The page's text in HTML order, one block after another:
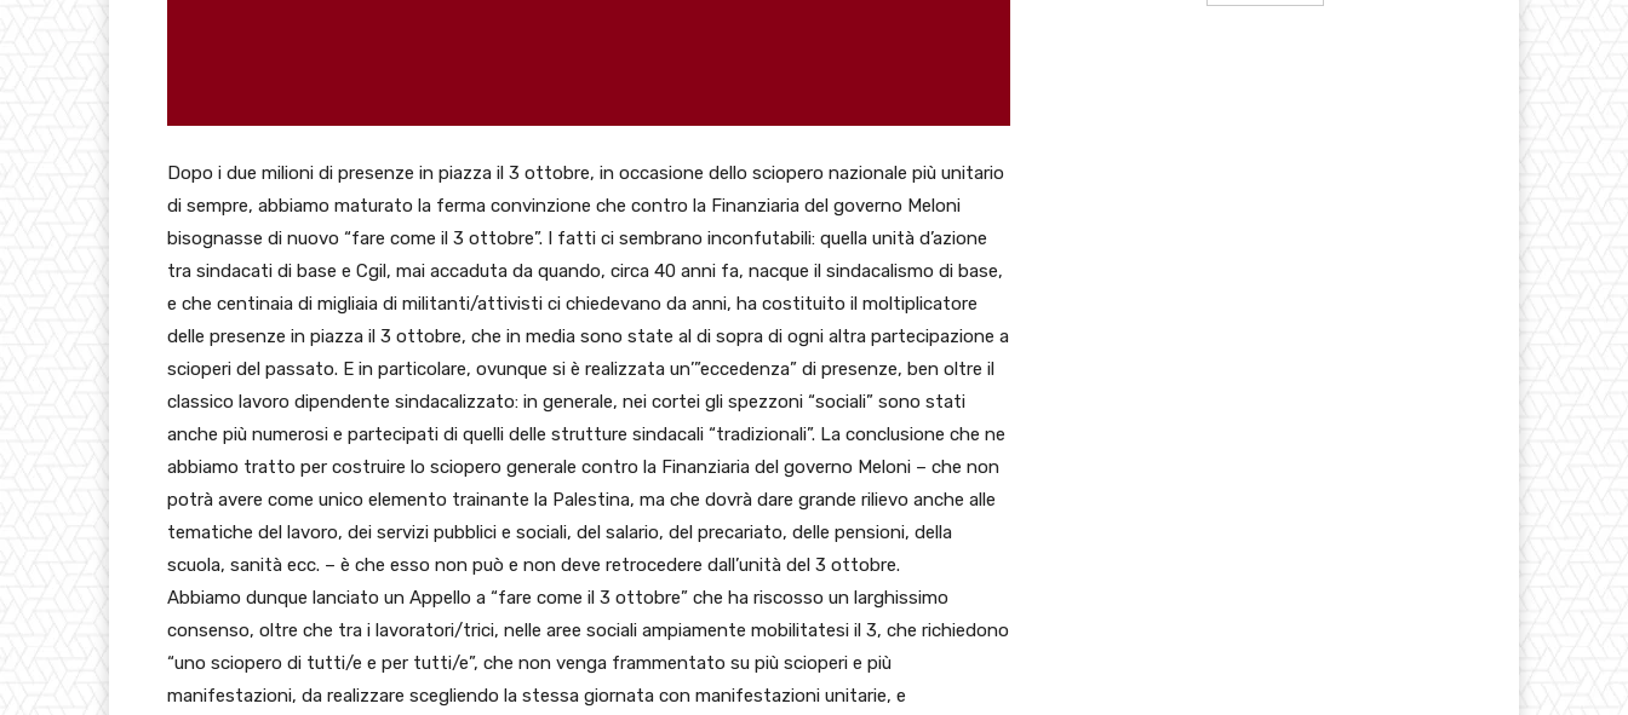
Dopo i due milioni di presenze in piazza il 3 ottobre, in occasione dello sciopero nazionale più unitario
di sempre, abbiamo maturato la ferma convinzione che contro la Finanziaria del governo Meloni
bisognasse di nuovo “fare come il 3 ottobre”. I fatti ci sembrano inconfutabili: quella unità d’azione
tra sindacati di base e Cgil, mai accaduta da quando, circa 40 anni fa, nacque il sindacalismo di base,
e che centinaia di migliaia di militanti/attivisti ci chiedevano da anni, ha costituito il moltiplicatore
delle presenze in piazza il 3 ottobre, che in media sono state al di sopra di ogni altra partecipazione a
scioperi del passato. E in particolare, ovunque si è realizzata un’”eccedenza” di presenze, ben oltre il
classico lavoro dipendente sindacalizzato: in generale, nei cortei gli spezzoni “sociali” sono stati
anche più numerosi e partecipati di quelli delle strutture sindacali “tradizionali”. La conclusione che ne
abbiamo tratto per costruire lo sciopero generale contro la Finanziaria del governo Meloni – che non
potrà avere come unico elemento trainante la Palestina, ma che dovrà dare grande rilievo anche alle
tematiche del lavoro, dei servizi pubblici e sociali, del salario, del precariato, delle pensioni, della
scuola, sanità ecc. – è che esso non può e non deve retrocedere dall’unità del 3 ottobre.
Abbiamo dunque lanciato un Appello a “fare come il 3 ottobre” che ha riscosso un larghissimo
consenso, oltre che tra i lavoratori/trici, nelle aree sociali ampiamente mobilitatesi il 3, che richiedono
“uno sciopero di tutti/e e per tutti/e”, che non venga frammentato su più scioperi e più
manifestazioni, da realizzare scegliendo la stessa giornata con manifestazioni unitarie, e